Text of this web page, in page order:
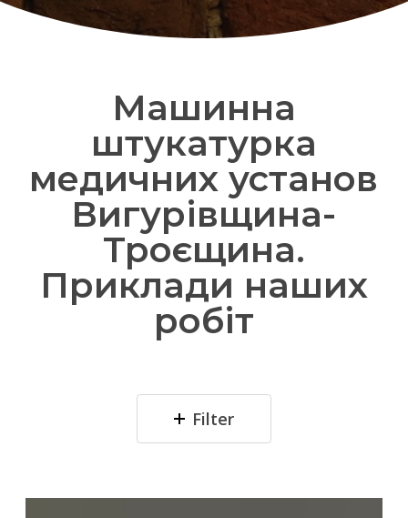
Машинна
штукатурка
медичних установ
Вигурівщина-
Троєщина.
Приклади наших
робіт
Filter